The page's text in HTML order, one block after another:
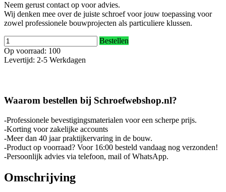
Neem gerust contact op voor advies.
Wij denken mee over de juiste schroef voor jouw toepassing voor
zowel professionele bouwprojecten als particuliere klussen.
Bestellen
Op voorraad: 100
Levertijd: 2-5 Werkdagen
Waarom bestellen bij Schroefwebshop.nl?
-Professionele bevestigingsmaterialen voor een scherpe prijs.
-Korting voor zakelijke accounts
-Meer dan 40 jaar praktijkervaring in de bouw.
-Product op voorraad? Voor 16:00 besteld vandaag nog verzonden!
-Persoonlijk advies via telefoon, mail of WhatsApp.
Omschrijving